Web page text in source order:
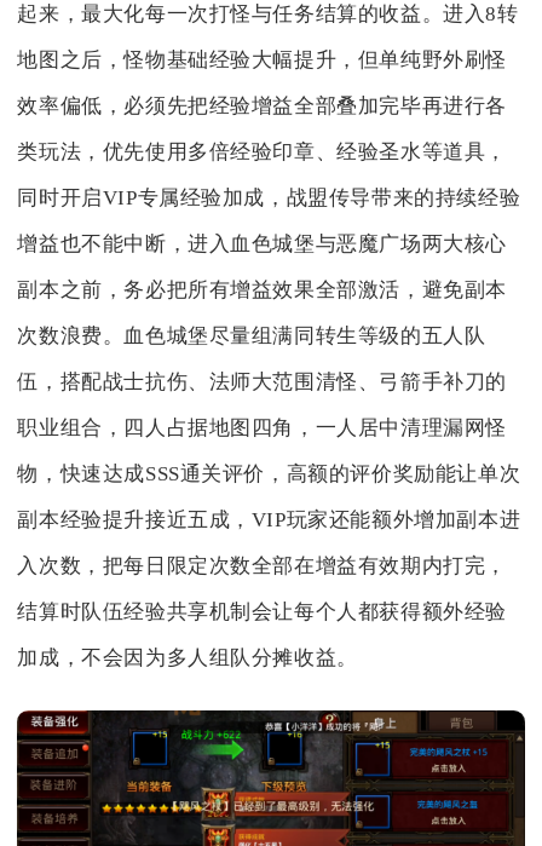
起来，最大化每一次打怪与任务结算的收益。进入8转
地图之后，怪物基础经验大幅提升，但单纯野外刷怪
效率偏低，必须先把经验增益全部叠加完毕再进行各
类玩法，优先使用多倍经验印章、经验圣水等道具，
同时开启VIP专属经验加成，战盟传导带来的持续经验
增益也不能中断，进入血色城堡与恶魔广场两大核心
副本之前，务必把所有增益效果全部激活，避免副本
次数浪费。血色城堡尽量组满同转生等级的五人队
伍，搭配战士抗伤、法师大范围清怪、弓箭手补刀的
职业组合，四人占据地图四角，一人居中清理漏网怪
物，快速达成SSS通关评价，高额的评价奖励能让单次
副本经验提升接近五成，VIP玩家还能额外增加副本进
入次数，把每日限定次数全部在增益有效期内打完，
结算时队伍经验共享机制会让每个人都获得额外经验
加成，不会因为多人组队分摊收益。